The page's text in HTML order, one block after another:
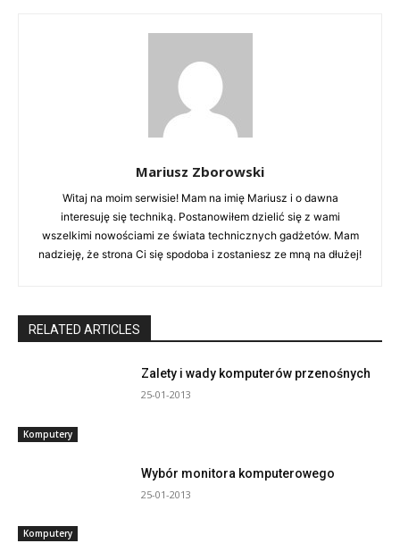
Mariusz Zborowski
Witaj na moim serwisie! Mam na imię Mariusz i o dawna
interesuję się techniką. Postanowiłem dzielić się z wami
wszelkimi nowościami ze świata technicznych gadżetów. Mam
nadzieję, że strona Ci się spodoba i zostaniesz ze mną na dłużej!
RELATED ARTICLES
Komputery
Zalety i wady komputerów przenośnych
25-01-2013
Komputery
Wybór monitora komputerowego
25-01-2013